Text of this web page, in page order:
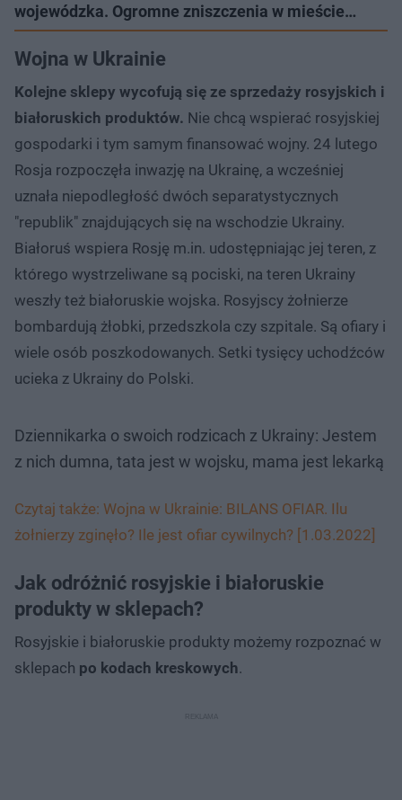
wojewódzka. Ogromne zniszczenia w mieście…
Wojna w Ukrainie
Kolejne sklepy wycofują się ze sprzedaży rosyjskich i
białoruskich produktów. Nie chcą wspierać rosyjskiej
gospodarki i tym samym finansować wojny. 24 lutego
Rosja rozpoczęła inwazję na Ukrainę, a wcześniej
uznała niepodległość dwóch separatystycznych
"republik" znajdujących się na wschodzie Ukrainy.
Białoruś wspiera Rosję m.in. udostępniając jej teren, z
którego wystrzeliwane są pociski, na teren Ukrainy
weszły też białoruskie wojska. Rosyjscy żołnierze
bombardują żłobki, przedszkola czy szpitale. Są ofiary i
wiele osób poszkodowanych. Setki tysięcy uchodźców
ucieka z Ukrainy do Polski.
Dziennikarka o swoich rodzicach z Ukrainy: Jestem
z nich dumna, tata jest w wojsku, mama jest lekarką
Czytaj także: Wojna w Ukrainie: BILANS OFIAR. Ilu
żołnierzy zginęło? Ile jest ofiar cywilnych? [1.03.2022]
Jak odróżnić rosyjskie i białoruskie
produkty w sklepach?
Rosyjskie i białoruskie produkty możemy rozpoznać w
sklepach po kodach kreskowych.